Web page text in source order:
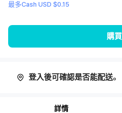
最多Cash USD $0.15
購買
登入後可確認是否能配送。
詳情